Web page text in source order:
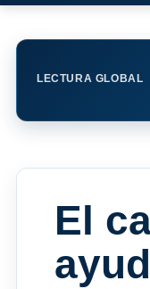
LECTURA GLOBAL
El